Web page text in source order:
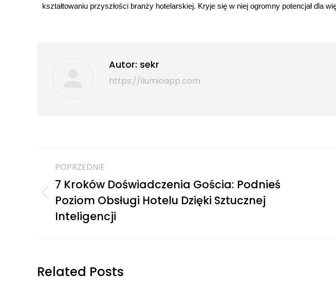
kształtowaniu przyszłości branży hotelarskiej. Kryje się w niej ogromny potencjał
Autor: sekr
https://ilumioapp.com
POPRZEDNIE
7 Kroków Doświadczenia Gościa: Podnieś
Poziom Obsługi Hotelu Dzięki Sztucznej
Inteligencji
Related Posts